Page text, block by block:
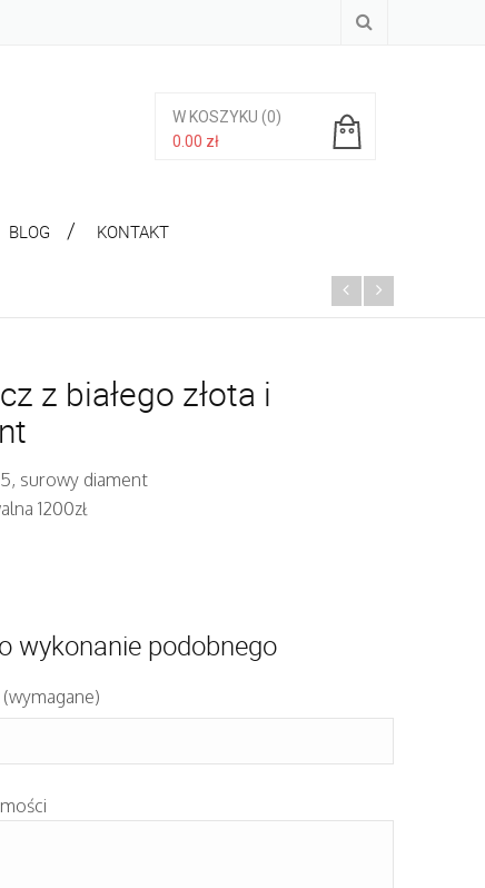
W KOSZYKU (0)
0.00 zł
BLOG KONTAKT
z białego złota i
surowy diament
1200zł
wykonanie podobnego